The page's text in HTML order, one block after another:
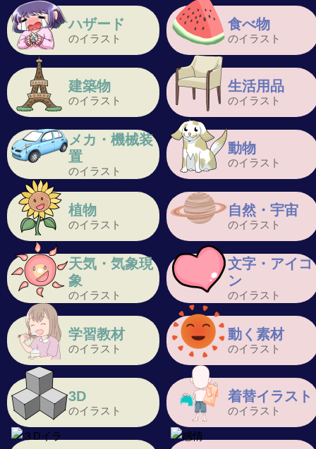
ハザード
のイラスト
食べ物
のイラスト
建築物
のイラスト
生活用品
のイラスト
メカ・機械装
置
のイラスト
動物
のイラスト
植物
のイラスト
自然・宇宙
のイラスト
天気・気象現
象
のイラスト
文字・アイコ
ン
のイラスト
学習教材
のイラスト
動く素材
のイラスト
3D
のイラスト
着替イラスト
のイラスト